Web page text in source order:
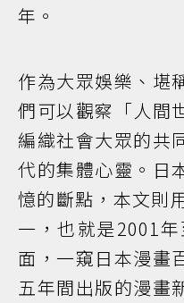
年。
作為大眾娛樂、堪
們可以觀察「人間
編織社會大眾的共
代的集體心靈。日
憶的斷點，本文則
一，也就是2001
面，一窺日本漫畫
五年間出版的漫畫